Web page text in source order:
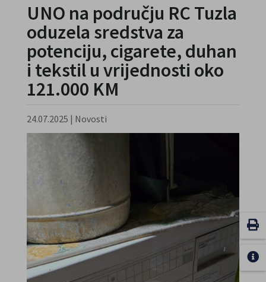
UNO na području RC Tuzla
oduzela sredstva za
potenciju, cigarete, duhan
i tekstil u vrijednosti oko
121.000 KM
24.07.2025 | Novosti